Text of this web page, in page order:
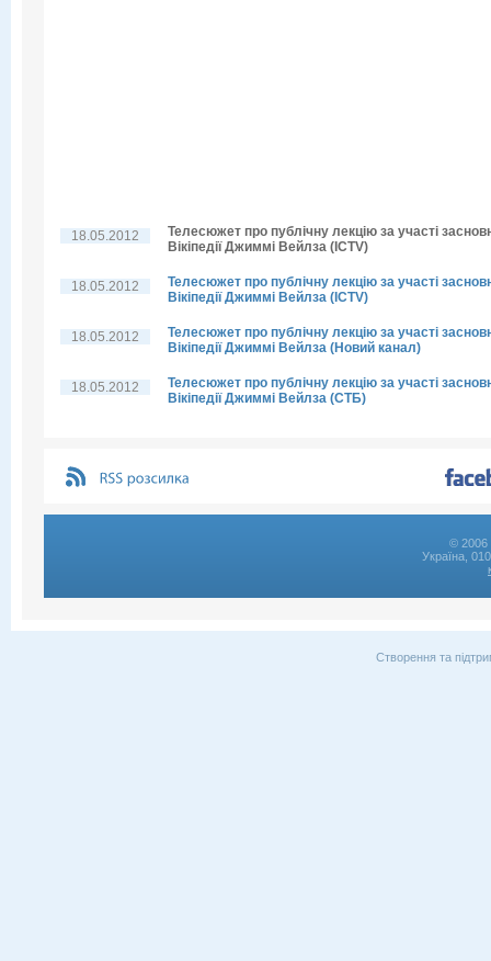
18.05.2012
Телесюжет про публічну лекцію за участі
Вікіпедії Джиммі Вейлза (ICTV)
18.05.2012
Телесюжет про публічну лекцію за участі
Вікіпедії Джиммі Вейлза (ICTV)
18.05.2012
Телесюжет про публічну лекцію за участі
Вікіпедії Джиммі Вейлза (Новий канал)
18.05.2012
Телесюжет про публічну лекцію за участі
Вікіпедії Джиммі Вейлза (СТБ)
© 2006
Україна,
Створення та